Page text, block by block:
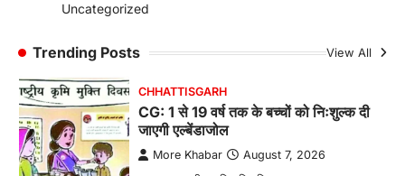
Uncategorized
Trending Posts View All
बनाने की दिशा में जिले के नगरी…
CHHATTISGARH
CG: 1 से 19 वर्ष तक के बच्चों को निःशुल्क दी
जाएगी एल्बेंडाजोल
More Khabar August 7, 2026